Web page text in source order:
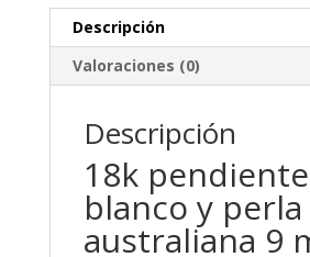
cierre
presion
cantidad
Descripción
Valoraciones (0)
Descripción
18k
blanco y perla
australiana 9